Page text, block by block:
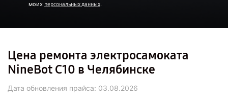
моих персональных данных.
Цена ремонта электросамоката
NineBot С10 в Челябинске
Дата обновления прайса: 03.08.2026